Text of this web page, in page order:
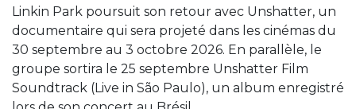
Linkin Park poursuit son retour avec Unshatter, un
documentaire qui sera projeté dans les cinémas du
30 septembre au 3 octobre 2026. En parallèle, le
groupe sortira le 25 septembre Unshatter Film
Soundtrack (Live in São Paulo), un album enregistré